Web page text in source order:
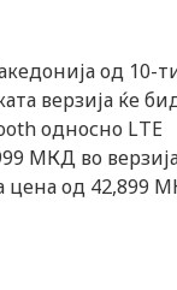
од 10-
верзија ќе
односно LTE
МКД во
цена од 42,899